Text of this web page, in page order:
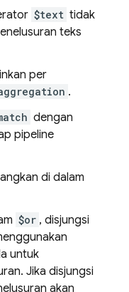
$text tidak
teks
per
.
dengan
pipeline
di dalam
$or , disjungsi
untuk
Jika disjungsi
akan